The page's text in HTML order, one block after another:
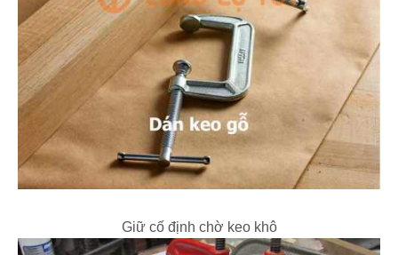
Giữ cố định chờ keo khô